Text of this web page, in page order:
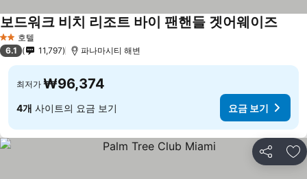
2 성급호텔
보드워크 비치 리조트 바이 팬핸들 겟어웨이즈
6.1 11,797 파나마시티 해변
최저가 ₩96,374
4개 사이트의 요금 보기 요금 보기
공유 즐